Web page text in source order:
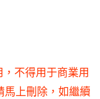
，不得用于商業用
馬上刪除，如繼續